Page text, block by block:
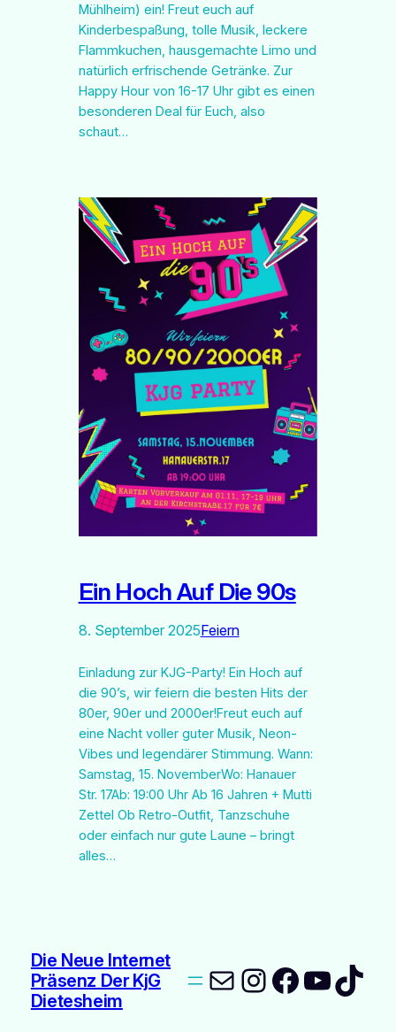
Mühlheim) ein! Freut euch auf
Kinderbespaßung, tolle Musik, leckere
Flammkuchen, hausgemachte Limo und
natürlich erfrischende Getränke. Zur
Happy Hour von 16-17 Uhr gibt es einen
besonderen Deal für Euch, also
schaut…
Ein Hoch Auf Die 90s
8. September 2025Feiern
Einladung zur KJG-Party! Ein Hoch auf
die 90’s, wir feiern die besten Hits der
80er, 90er und 2000er!Freut euch auf
eine Nacht voller guter Musik, Neon-
Vibes und legendärer Stimmung. Wann:
Samstag, 15. NovemberWo: Hanauer
Str. 17Ab: 19:00 Uhr Ab 16 Jahren + Mutti
Zettel Ob Retro-Outfit, Tanzschuhe
oder einfach nur gute Laune – bringt
alles…
Die Neue Internet
Präsenz Der KjG
Dietesheim
E-MailInstagram